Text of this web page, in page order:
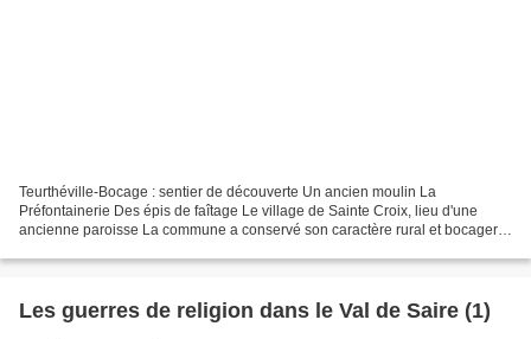
Teurthéville-Bocage : sentier de découverte Un ancien moulin La
Préfontainerie Des épis de faîtage Le village de Sainte Croix, lieu d'une
ancienne paroisse La commune a conservé son caractère rural et bocager,
Les guerres de religion dans le Val de Saire (1)